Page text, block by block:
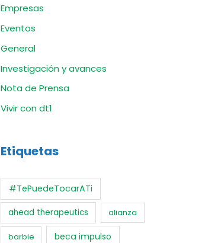
Empresas
Eventos
General
Investigación y avances
Nota de Prensa
Vivir con dt1
Etiquetas
#TePuedeTocarATi
ahead therapeutics alianza
barbie beca impulso